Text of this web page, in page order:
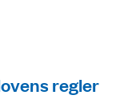
regler